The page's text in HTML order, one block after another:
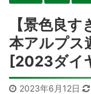
【景色良
本アルプス
[2023ダイ
2023年6月12日